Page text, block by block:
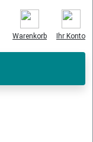
Ihr Konto
Warenkorb